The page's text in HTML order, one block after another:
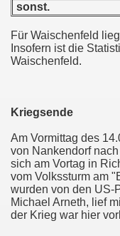
sonst.
Für Waischenfeld
Insofern ist die
Waischenfeld.
Kriegsende
Am Vormittag des
von Nankendorf
sich am Vortag in
vom Volkssturm am
wurden von den US-
Michael Arneth, lief
der Krieg war hier